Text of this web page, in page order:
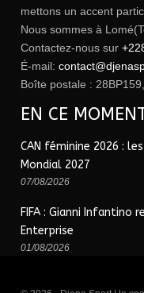
mettons un accent
Nous sommes à
Contactez-nous sur
É-mail:
Boîte postale :
EN CE
CAN féminine 2026 :
Mondial 2027
07/08/2026
FIFA : Gianni Infantino
Enterprise
01/08/2026